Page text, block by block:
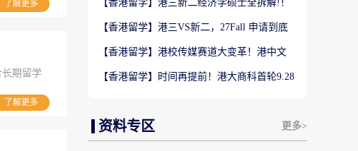
了解更多
长期留学
了解更多
【香港留学】港三新二经济学硕士全拆解!！
【香港留学】港三VS新二，27Fall 申请到底
【香港留学】港校传媒赛道大变革！港中文
【香港留学】时间再提前！港大商科首轮9.28
资料专区 更多>